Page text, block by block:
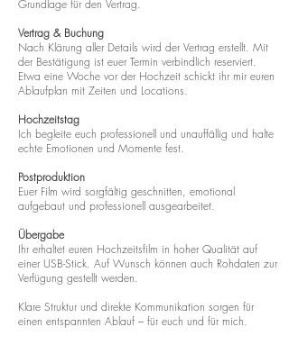
Grundlage für den Vertrag.
Vertrag & Buchung
Nach Klärung aller Details wird der Vertrag erstellt. Mit
der Bestätigung ist euer Termin verbindlich reserviert.
Etwa eine Woche vor der Hochzeit schickt ihr mir euren
Ablaufplan mit Zeiten und Locations.
Hochzeitstag
Ich begleite euch professionell und unauffällig und halte
echte Emotionen und Momente fest.
Postproduktion
Euer Film wird sorgfältig geschnitten, emotional
aufgebaut und professionell ausgearbeitet.
Übergabe
Ihr erhaltet euren Hochzeitsfilm in hoher Qualität auf
einer USB-Stick. Auf Wunsch können auch Rohdaten zur
Verfügung gestellt werden.
Klare Struktur und direkte Kommunikation sorgen für
einen entspannten Ablauf – für euch und für mich.